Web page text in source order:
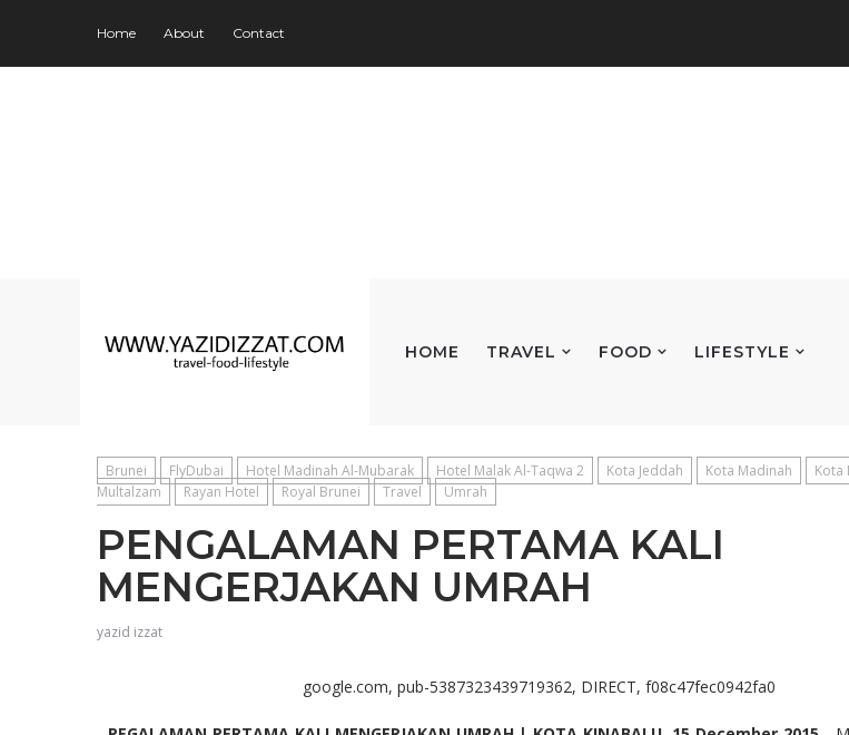
Home About Contact
HOME TRAVEL FOOD LIFESTYLE
Brunei FlyDubai Hotel Madinah Al-Mubarak Hotel Malak Al-Taqwa 2 Kota Jeddah Kota Madinah Kota
Multalzam
Rayan Hotel Royal Brunei Travel Umrah
PENGALAMAN PERTAMA KALI
MENGERJAKAN UMRAH
yazid izzat
google.com, pub-5387323439719362, DIRECT, f08c47fec0942fa0